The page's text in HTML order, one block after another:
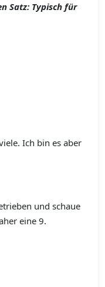
Satz: Typisch für
Ich bin es aber
und schaue
eine 9.